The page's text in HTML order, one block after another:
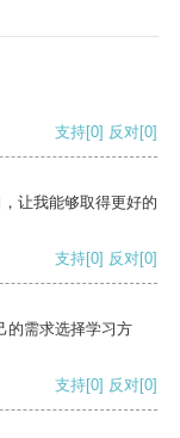
支持[0] 反对[0]
让我能够取得更好的
支持[0] 反对[0]
的需求选择学习方
支持[0] 反对[0]